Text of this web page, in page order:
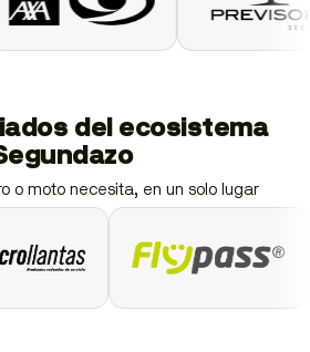
del ecosistema
o moto necesita, en un solo lugar